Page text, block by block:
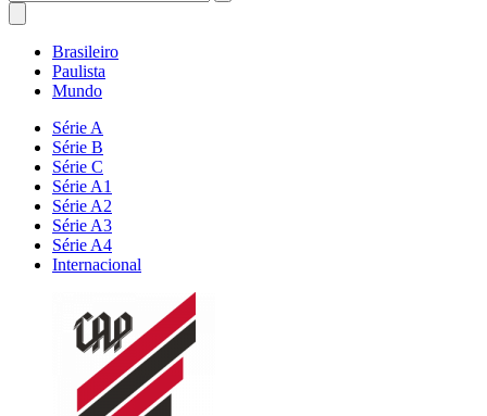
Brasileiro
Paulista
Mundo
Série A
Série B
Série C
Série A1
Série A2
Série A3
Série A4
Internacional